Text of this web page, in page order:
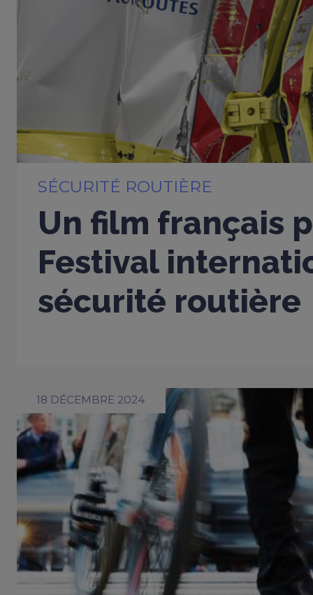
SÉCURITÉ ROUTIÈRE
Un film français
Festival
sécurité routière
18 DÉCEMBRE 2024